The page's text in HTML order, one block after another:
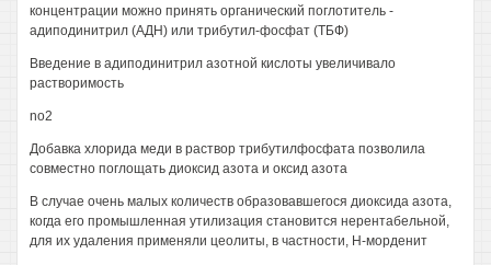
концентрации можно принять органический поглотитель -
адиподинитрил (АДН) или трибутил-фосфат (ТБФ)
Введение в адиподинитрил азотной кислоты увеличивало
растворимость
no2
Добавка хлорида меди в раствор трибутилфосфата позволила
совместно поглощать диоксид азота и оксид азота
В случае очень малых количеств образовавшегося диоксида азота,
когда его промышленная утилизация становится нерентабельной,
для их удаления применяли цеолиты, в частности, Н-морденит